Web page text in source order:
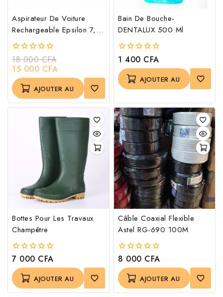
Aspirateur De Voiture
Rechargeable Epsilon 7,4
V – EPS1250
0
out
of
5
18 000CFA
15 000 CFA
AJOUTER AU
PANIER
Bain De Bouche-
DENTALUX 500 Ml
0
out
of
5
1 400 CFA
AJOUTER AU
PANIER
Bottes Pour Les Travaux
Champêtre
0
out
of
5
7 000 CFA
AJOUTER AU
PANIER
Câble Coaxial Flexible
Astel RG-690 100M
0
out
of
5
8 000 CFA
AJOUTER AU
PANIER